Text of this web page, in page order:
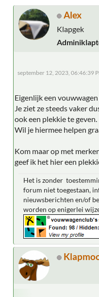
Alex
Klapgek
september 12, 2023, 06:46:39
Eigenlijk een
Je ziet ze steeds vaker
ook een plekkie te geven.
Wil je hiermee helpen
Kom maar op met
geef ik het hier een
Het is zonder
forum niet toegestaan,
nieuwsberichten en/of
worden op enigerlei